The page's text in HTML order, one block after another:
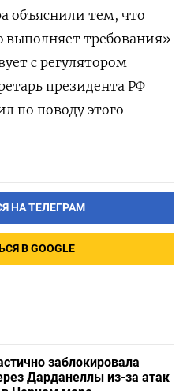
объяснили тем, что
выполняет требования»
с регулятором
президента РФ
по поводу этого
НА ТЕЛЕГРАМ
В GOOGLE
заблокировала
Дарданеллы из-за атак